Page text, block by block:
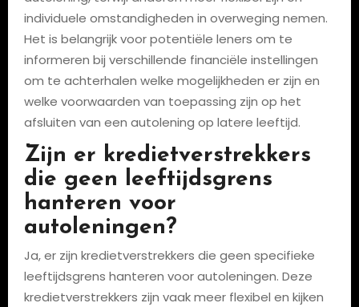
individuele omstandigheden in overweging nemen.
Het is belangrijk voor potentiële leners om te
informeren bij verschillende financiële instellingen
om te achterhalen welke mogelijkheden er zijn en
welke voorwaarden van toepassing zijn op het
afsluiten van een autolening op latere leeftijd.
Zijn er kredietverstrekkers
die geen leeftijdsgrens
hanteren voor
autoleningen?
Ja, er zijn kredietverstrekkers die geen specifieke
leeftijdsgrens hanteren voor autoleningen. Deze
kredietverstrekkers zijn vaak meer flexibel en kijken